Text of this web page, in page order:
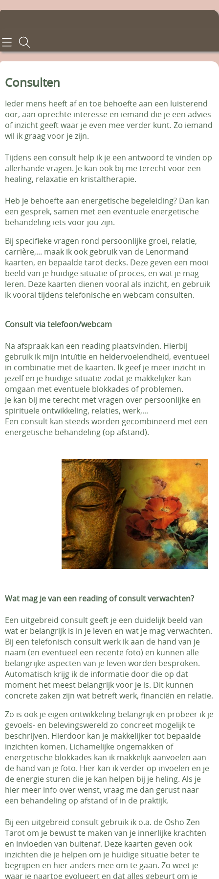
Home
Tarieven
Info en voorwaarden
Contact - Afspraken
Consulten
Ieder mens heeft af en toe behoefte aan een luisterend
oor, aan oprechte interesse en iemand die je een advies
of inzicht geeft waar je even mee verder kunt. Zo iemand
wil ik graag voor je zijn.
Tijdens een consult help ik je een antwoord te vinden op
allerhande vragen. Je kan ook bij me terecht voor een
healing, relaxatie en kristaltherapie.
Heb je behoefte aan energetische begeleiding? Dan kan
een gesprek, samen met een eventuele energetische
behandeling iets voor jou zijn.
Bij specifieke vragen rond persoonlijke groei, relatie,
carrière,... maak ik ook gebruik van de Lenormand
kaarten, en bepaalde tarot decks. Deze geven een mooi
beeld van je huidige situatie of proces, en wat je mag
leren. Deze kaarten dienen vooral als inzicht, en gebruik
ik vooral tijdens telefonische en webcam consulten.
Consult via telefoon/webcam
Na afspraak kan een reading plaatsvinden. Hierbij
gebruik ik mijn intuïtie en heldervoelendheid, eventueel
in combinatie met de kaarten. Ik geef je meer inzicht in
jezelf en je huidige situatie zodat je makkelijker kan
omgaan met eventuele blokkades of problemen.
Je kan bij me terecht met vragen over persoonlijke en
spirituele ontwikkeling, relaties, werk,...
Een consult kan steeds worden gecombineerd met een
energetische behandeling (op afstand).
Wat mag je van een reading of consult verwachten?
Een uitgebreid consult geeft je een duidelijk beeld van
wat er belangrijk is in je leven en wat je mag verwachten.
Bij een telefonisch consult werk ik aan de hand van je
naam (en eventueel een recente foto) en kunnen alle
belangrijke aspecten van je leven worden besproken.
Automatisch krijg ik de informatie door die op dat
moment het meest belangrijk voor je is. Dit kunnen
concrete zaken zijn wat betreft werk, financiën en relatie.
Zo is ook je eigen ontwikkeling belangrijk en probeer ik je
gevoels- en belevingswereld zo concreet mogelijk te
beschrijven. Hierdoor kan je makkelijker tot bepaalde
inzichten komen. Lichamelijke ongemakken of
energetische blokkades kan ik makkelijk aanvoelen aan
de hand van je foto. Hier kan ik verder op invoelen en je
de energie sturen die je kan helpen bij je heling. Als je
hier meer info over wenst, vraag me dan gerust naar
een behandeling op afstand of in de praktijk.
Bij een uitgebreid consult gebruik ik o.a. de Osho Zen
Tarot om je bewust te maken van je innerlijke krachten
en invloeden van buitenaf. Deze kaarten geven ook
inzichten die je helpen om je huidige situatie beter te
begrijpen en hier anders mee om te gaan. Zo weet je
waar je naartoe evolueert en dat alles gebeurt om je